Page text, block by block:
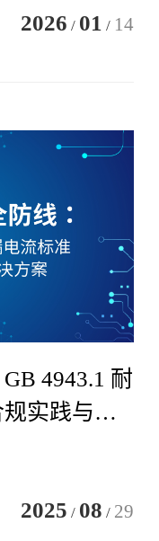
2026 / 01 / 14
4943.1 耐
实践与华
2025 / 08 / 29